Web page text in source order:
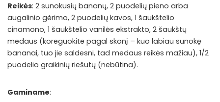
Reikės: 2 sunokusių bananų, 2 puodelių pieno arba
augalinio gėrimo, 2 puodelių kavos, 1 šaukštelio
cinamono, 1 šaukštelio vanilės ekstrakto, 2 šaukštų
medaus (koreguokite pagal skonį – kuo labiau sunokę
bananai, tuo jie saldesni, tad medaus reikės mažiau), 1/2
puodelio graikinių riešutų (nebūtina).
Gaminame: